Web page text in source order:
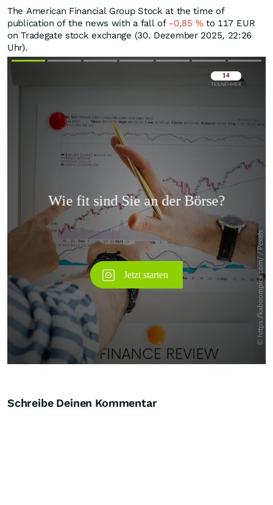
The American Financial Group Stock at the time of
publication of the news with a fall of -0,85 %to 117 EUR
on Tradegate stock exchange (30. Dezember 2025, 22:26
Uhr).
Überspringen
Schreibe Deinen Kommentar